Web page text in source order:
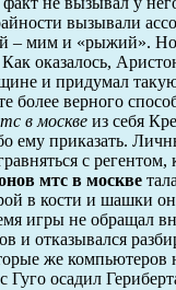
вызывали
– мим и «рыжий». Но
оказалось,
и придумал
более верного
в москве из себя
ему приказать.
с регентом,
мтс в москве
в кости и шашки он
игры не обращал
и отказывался
же компьютеров
Гуго осадил